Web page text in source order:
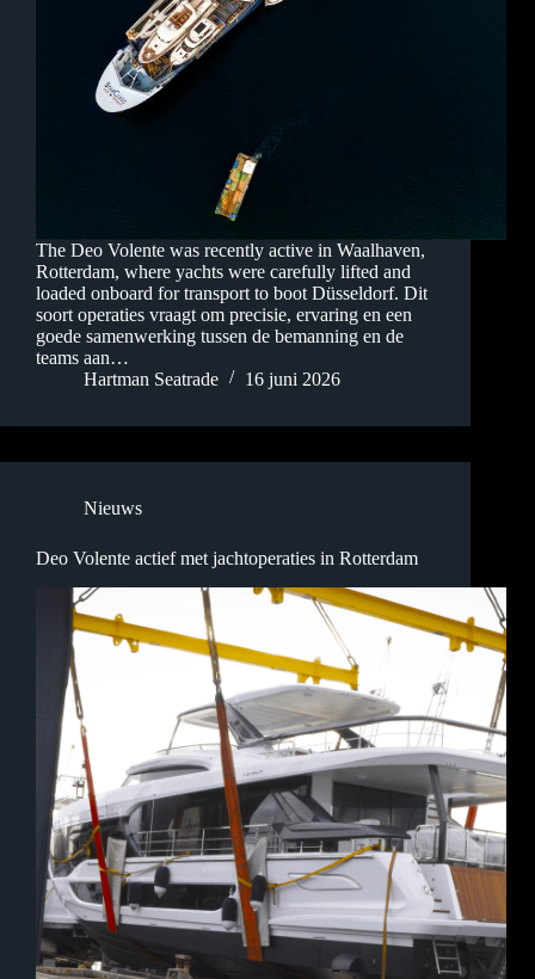
The Deo Volente was recently active in Waalhaven,
Rotterdam, where yachts were carefully lifted and
loaded onboard for transport to boot Düsseldorf. Dit
soort operaties vraagt om precisie, ervaring en een
goede samenwerking tussen de bemanning en de
teams aan…
Hartman Seatrade
16 juni 2026
Nieuws
Deo Volente actief met jachtoperaties in Rotterdam